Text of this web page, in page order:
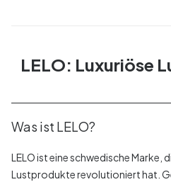
LELO: Luxuriöse
Was ist LELO?
LELO ist eine schwedische Marke,
Lustprodukte revolutioniert hat.